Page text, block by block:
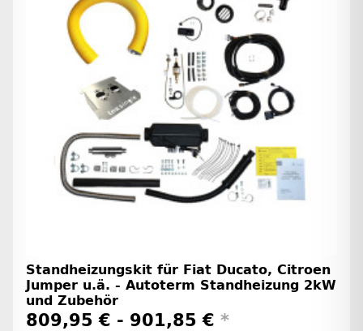
Standheizungskit für Fiat Ducato, Citroen
Jumper u.ä. - Autoterm Standheizung 2kW
und Zubehör
809,95 € - 901,85 € *